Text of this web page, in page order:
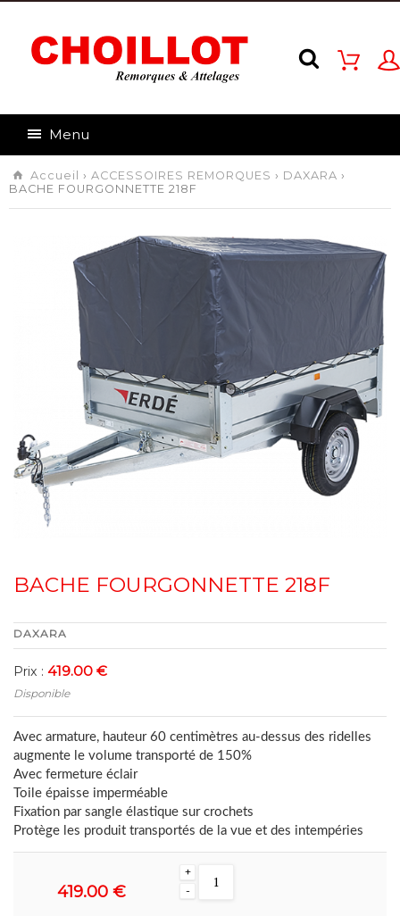
Menu
Accueil ›ACCESSOIRES REMORQUES › DAXARA ›
BACHE FOURGONNETTE 218F
BACHE FOURGONNETTE 218F
DAXARA
Prix : 419.00 €
Disponible
Avec armature, hauteur 60 centimètres au-dessus des ridelles
augmente le volume transporté de 150%
Avec fermeture éclair
Toile épaisse imperméable
Fixation par sangle élastique sur crochets
Protège les produit transportés de la vue et des intempéries
419.00 €
+
-